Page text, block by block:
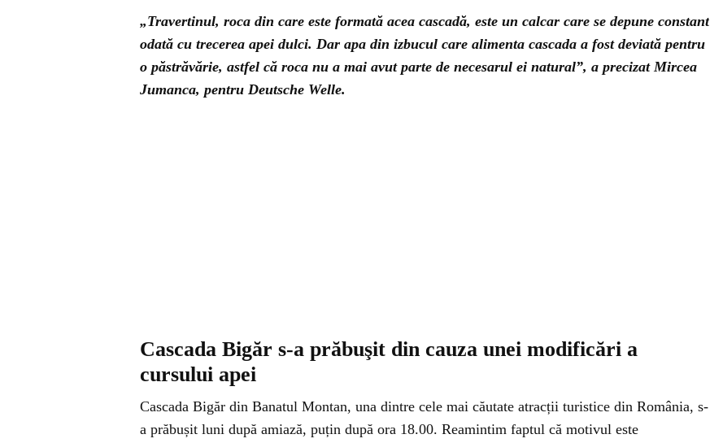
„Travertinul, roca din care este formată acea cascadă, este un calcar care se depune constant
odată cu trecerea apei dulci. Dar apa din izbucul care alimenta cascada a fost deviată pentru
o păstrăvărie, astfel că roca nu a mai avut parte de necesarul ei natural”, a precizat Mircea
Jumanca, pentru Deutsche Welle.
Cascada Bigăr s-a prăbuşit din cauza unei modificări a
cursului apei
Cascada Bigăr din Banatul Montan, una dintre cele mai căutate atracții turistice din România, s-
a prăbușit luni după amiază, puțin după ora 18.00. Reamintim faptul că motivul este